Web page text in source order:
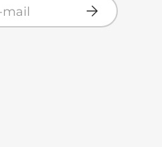
S’inscrire